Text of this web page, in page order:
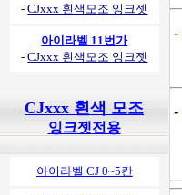
-CJxxx 흰색모조 잉크젯
아이라벨 11번가
-CJxxx 흰색모조 잉크젯
CJxxx 흰색 모조
잉크젯전용
아이라벨 CJ 0~5칸
-
-